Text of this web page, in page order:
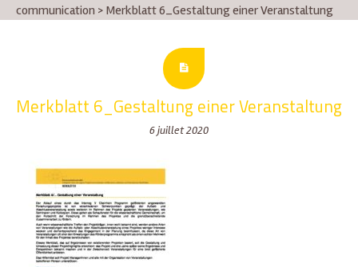
communication > Merkblatt 6_Gestaltung einer Veranstaltung
Merkblatt 6_Gestaltung einer Veranstaltung
6 juillet 2020